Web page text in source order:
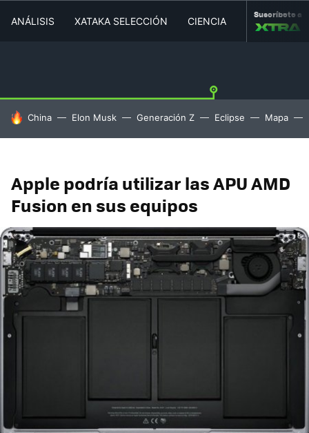
ANÁLISIS XATAKA SELECCIÓN CIENCIA MOVILIDAD
Suscríbete a
HOY SE HABLA DE
China Elon Musk Generación Z Eclipse Mapa
Apple podría utilizar las APU AMD
Fusion en sus equipos